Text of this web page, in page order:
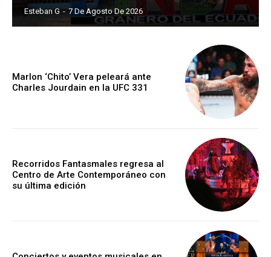
Esteban G - 7 De Agosto De 2026
Marlon ‘Chito’ Vera peleará ante
Charles Jourdain en la UFC 331
Recorridos Fantasmales regresa al
Centro de Arte Contemporáneo con
su última edición